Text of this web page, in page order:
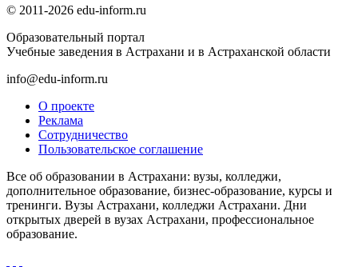
© 2011-2026 edu-inform.ru
Образовательный портал
Учебные заведения в Астрахани и в Астраханской области
info@edu-inform.ru
О проекте
Реклама
Сотрудничество
Пользовательское соглашение
Все об образовании в Астрахани: вузы, колледжи,
дополнительное образование, бизнес-образование, курсы и
тренинги. Вузы Астрахани, колледжи Астрахани. Дни
открытых дверей в вузах Астрахани, профессиональное
образование.